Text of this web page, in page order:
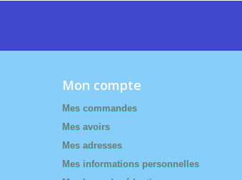
Mon compte
Mes commandes
Mes avoirs
Mes adresses
Mes informations personnelles